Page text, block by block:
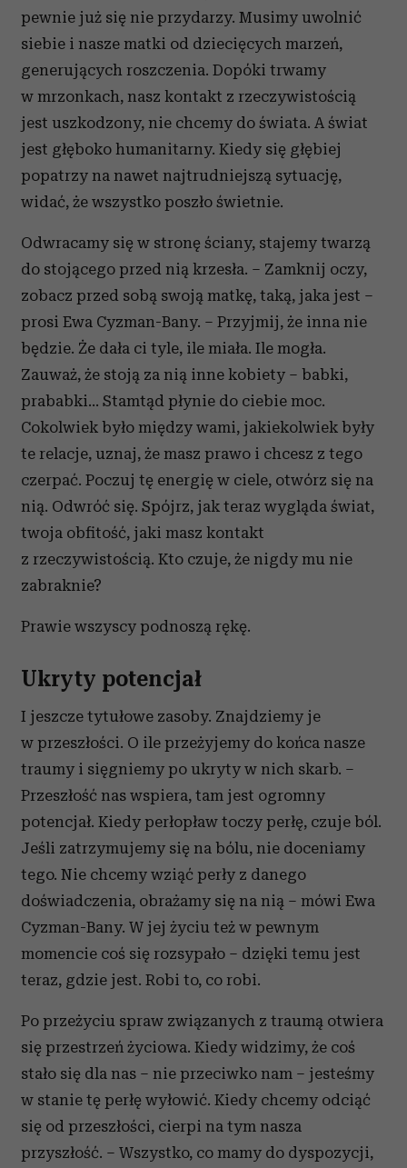
pewnie już się nie przydarzy. Musimy uwolnić
siebie i nasze matki od dziecięcych marzeń,
generujących roszczenia. Dopóki trwamy
w mrzonkach, nasz kontakt z rzeczywistością
jest uszkodzony, nie chcemy do świata. A świat
jest głęboko humanitarny. Kiedy się głębiej
popatrzy na nawet najtrudniejszą sytuację,
widać, że wszystko poszło świetnie.
Odwracamy się w stronę ściany, stajemy twarzą
do stojącego przed nią krzesła. – Zamknij oczy,
zobacz przed sobą swoją matkę, taką, jaka jest –
prosi Ewa Cyzman-Bany. – Przyjmij, że inna nie
będzie. Że dała ci tyle, ile miała. Ile mogła.
Zauważ, że stoją za nią inne kobiety – babki,
prababki... Stamtąd płynie do ciebie moc.
Cokolwiek było między wami, jakiekolwiek były
te relacje, uznaj, że masz prawo i chcesz z tego
czerpać. Poczuj tę energię w ciele, otwórz się na
nią. Odwróć się. Spójrz, jak teraz wygląda świat,
twoja obfitość, jaki masz kontakt
z rzeczywistością. Kto czuje, że nigdy mu nie
zabraknie?
Prawie wszyscy podnoszą rękę.
Ukryty potencjał
I jeszcze tytułowe zasoby. Znajdziemy je
w przeszłości. O ile przeżyjemy do końca nasze
traumy i sięgniemy po ukryty w nich skarb. –
Przeszłość nas wspiera, tam jest ogromny
potencjał. Kiedy perłopław toczy perłę, czuje ból.
Jeśli zatrzymujemy się na bólu, nie doceniamy
tego. Nie chcemy wziąć perły z danego
doświadczenia, obrażamy się na nią – mówi Ewa
Cyzman-Bany. W jej życiu też w pewnym
momencie coś się rozsypało – dzięki temu jest
teraz, gdzie jest. Robi to, co robi.
Po przeżyciu spraw związanych z traumą otwiera
się przestrzeń życiowa. Kiedy widzimy, że coś
stało się dla nas – nie przeciwko nam – jesteśmy
w stanie tę perłę wyłowić. Kiedy chcemy odciąć
się od przeszłości, cierpi na tym nasza
przyszłość. – Wszystko, co mamy do dyspozycji,